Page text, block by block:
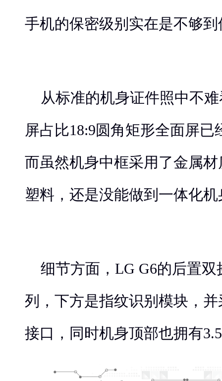
手机的保密级别实在是不够到
从标准的机身证件照中不
屏占比18:9圆角矩形全面屏
而虽然机身中框采用了金属
塑料，还是没能做到一体化机
细节方面，LG G6的后置
列，下方是指纹识别模块，并
接口，同时机身顶部也拥有